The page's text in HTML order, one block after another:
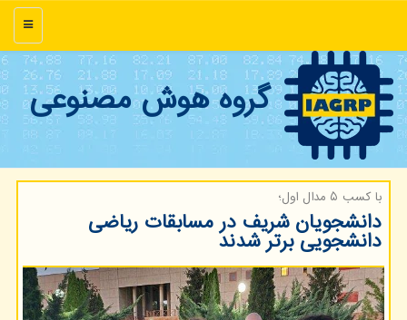
منو
گروه هوش مصنوعی
با كسب ۵ مدال اول؛
دانشجویان شریف در مسابقات ریاضی
دانشجویی برتر شدند